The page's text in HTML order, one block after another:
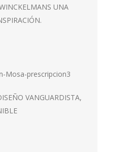
UNA
VANGUARDISTA,